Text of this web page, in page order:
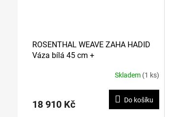
ROSENTHAL WEAVE ZAHA HADID
Váza bílá 45 cm +
Skladem (1 ks)
18 910 Kč Do košíku